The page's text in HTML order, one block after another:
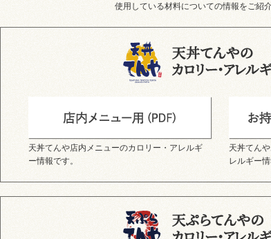
使用している材料についての情報をご紹介
天丼てんや店内メニューのカロリー・アレルギ
ー情報です。
天丼てん
レルギー情